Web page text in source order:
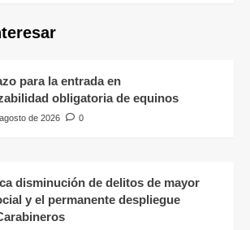
para la entrada en
obligatoria de equinos
de 2026 0
disminución de delitos de mayor
y el permanente despliegue